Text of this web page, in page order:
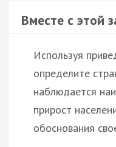
Вместе с этой
Используя
определите
наблюдается
прирост
обоснования